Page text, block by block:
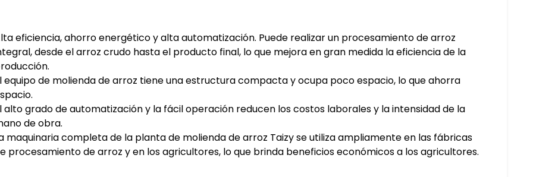
eficiencia, ahorro energético y alta automatización. Puede realizar un procesamiento de arroz
desde el arroz crudo hasta el producto final, lo que mejora en gran medida la eficiencia de la
equipo de molienda de arroz tiene una estructura compacta y ocupa poco espacio, lo que ahorra
alto grado de automatización y la fácil operación reducen los costos laborales y la intensidad de la
de obra.
maquinaria completa de la planta de molienda de arroz Taizy se utiliza ampliamente en las fábricas
procesamiento de arroz y en los agricultores, lo que brinda beneficios económicos a los agricultores.